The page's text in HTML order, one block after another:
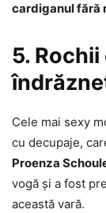
cardiganul fără
5.
Cele mai sexy
cu decupaje,
Proenza
vogă și a fost
această vară.